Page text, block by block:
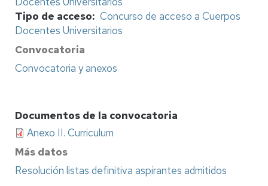
Tipo de acceso
Concurso de acceso a Cuerpos
Docentes Universitarios
Convocatoria
Convocatoria y anexos
Documentos de la convocatoria
Anexo II. Curriculum
Más datos
Resolución listas definitiva aspirantes admitidos